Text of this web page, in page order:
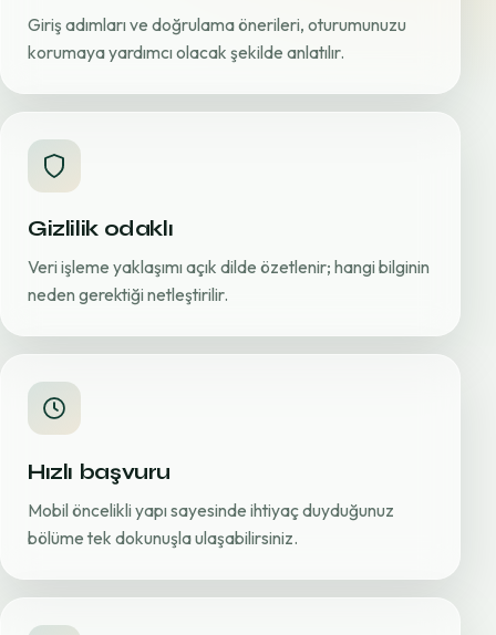
Giriş adımları ve doğrulama önerileri, oturumunuzu
korumaya yardımcı olacak şekilde anlatılır.
Gizlilik odaklı
Veri işleme yaklaşımı açık dilde özetlenir; hangi bilginin
neden gerektiği netleştirilir.
Hızlı başvuru
Mobil öncelikli yapı sayesinde ihtiyaç duyduğunuz
bölüme tek dokunuşla ulaşabilirsiniz.